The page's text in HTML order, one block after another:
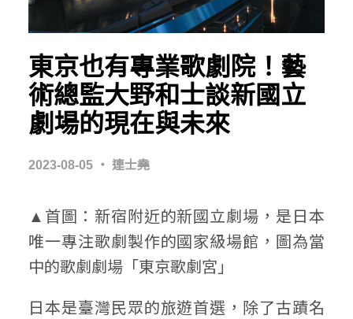
東京也有專業歌劇院！藝
術總監大野和士談新國立
劇場的現在與未來
2023-08-05 ‧ 連士堯
▲首圖：新宿附近的新國立劇場，是日本
唯一專注歌劇製作的國家級場館，圖為當
中的歌劇劇場「東京歌劇宮」
日本是臺灣民眾的旅遊首選，除了古蹟名